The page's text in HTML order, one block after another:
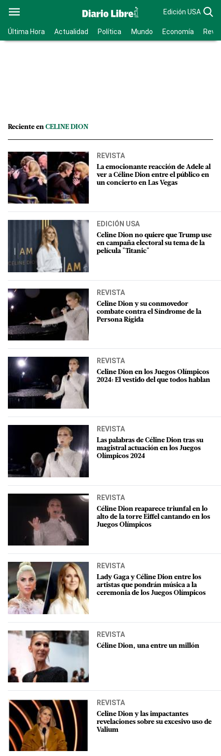
Edición USA
Última Hora Actualidad Política Mundo Economía
Reciente en CELINE DION
REVISTA
La emocionante reacción de Adele al
ver a Céline Dion entre el público en
un concierto en Las Vegas
EDICIÓN USA
Celine Dion no quiere que Trump use
en campaña electoral su tema de la
película "Titanic"
REVISTA
Celine Dion y su conmovedor
combate contra el Síndrome de la
Persona Rígida
REVISTA
Celine Dion en los Juegos Olímpicos
2024: El vestido del que todos hablan
REVISTA
Las palabras de Céline Dion tras su
magistral actuación en los Juegos
Olímpicos 2024
REVISTA
Céline Dion reaparece triunfal en lo
alto de la torre Eiffel cantando en los
Juegos Olímpicos
REVISTA
Lady Gaga y Céline Dion entre los
artistas que pondrán música a la
ceremonia de los Juegos Olímpicos
REVISTA
Céline Dion, una entre un millón
REVISTA
Celine Dion y las impactantes
revelaciones sobre su excesivo uso de
Valium